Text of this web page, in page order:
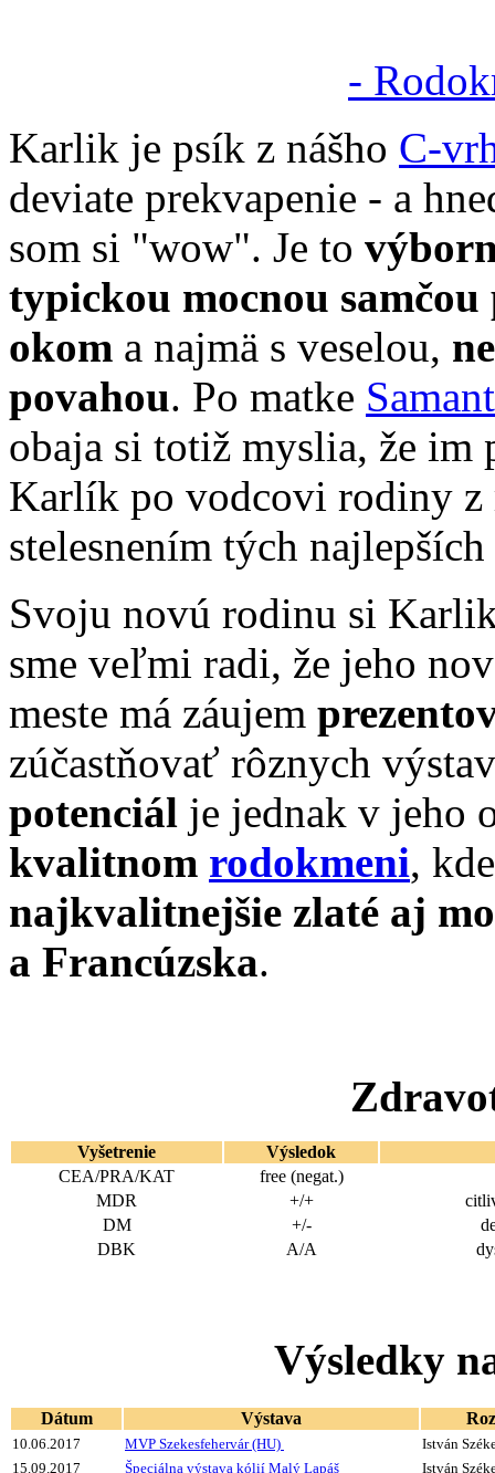
-
Karlik je psík z nášho C-
deviate prekvapenie - a
som si "wow". Je to
typickou mocnou
okom a najmä s veselou,
povahou. Po matke
obaja si totiž myslia, že im
Karlík po vodcovi rodiny
stelesnením tých
Svoju novú rodinu si
sme veľmi radi, že jeho
meste má záujem
zúčastňovať rôznych
potenciál je jednak v jeho
kvalitnom rodokmeni,
najkvalitnejšie zlaté aj
a Francúzska.
Vyšetrenie
Výsledok
CEA/PRA/KAT
free (negat.)
MDR
+/+
DM
+/-
DBK
A/A
Výsledky
Dátum Výstava
10.06.2017 MVP Szekesfehervár (HU)
István
15.09.2017
Špeciálna výstava kólií Malý Lapáš István